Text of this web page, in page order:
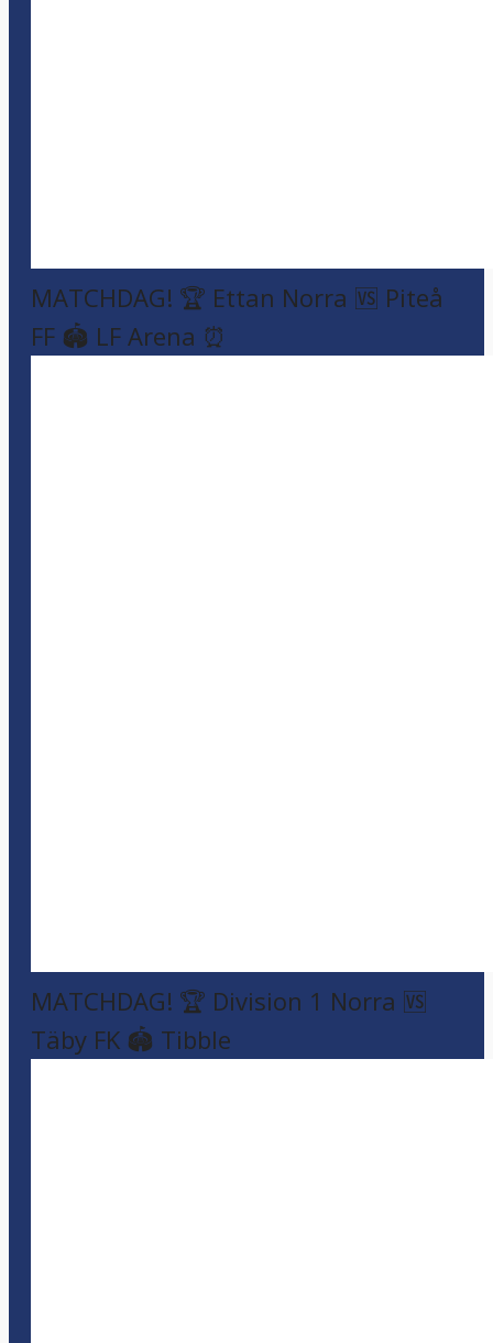
MATCHDAG! 🏆 Ettan Norra 🆚 Piteå
FF 🏟️ LF Arena ⏰
MATCHDAG! 🏆 Division 1 Norra 🆚
Täby FK 🏟️ Tibble